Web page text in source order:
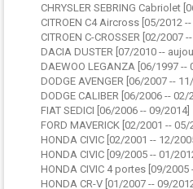
CHRYSLER SEBRING Cabriolet
CITROEN C4 Aircross [05/2012
CITROEN C-CROSSER [02/2007
DACIA DUSTER [07/2010 --
DAEWOO LEGANZA [06/1997 --
DODGE AVENGER [06/2007 --
DODGE CALIBER [06/2006 -- 02/
FIAT SEDICI [06/2006 -- 09/2014]
FORD MAVERICK [02/2001 -- 05/
HONDA CIVIC [02/2001 -- 12/
HONDA CIVIC [09/2005 -- 01/
HONDA CIVIC 4 portes [09/2005
HONDA CR-V [01/2007 -- 09/